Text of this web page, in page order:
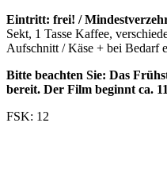
Eintritt: frei! /
Sekt, 1 Tasse Kaffee,
Aufschnitt / Käse + bei Bedarf
Bitte beachten Sie: Das
bereit. Der Film beginnt ca.
FSK: 12